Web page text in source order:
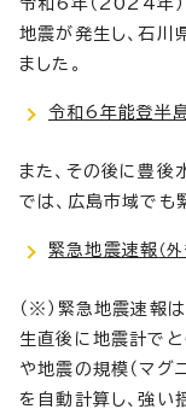
地震が発生し、石川
ました。
令和6年能登半
また、その後に豊後
では、広島市域でも
緊急地震速報 （
（※）緊急地震速報
生直後に地震計でと
や地震の規模（マグ
を自動計算し、強い